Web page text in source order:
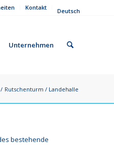
Kontakt Deutsch
Unternehmen
/ Rutschenturm / Landehalle
bestehende